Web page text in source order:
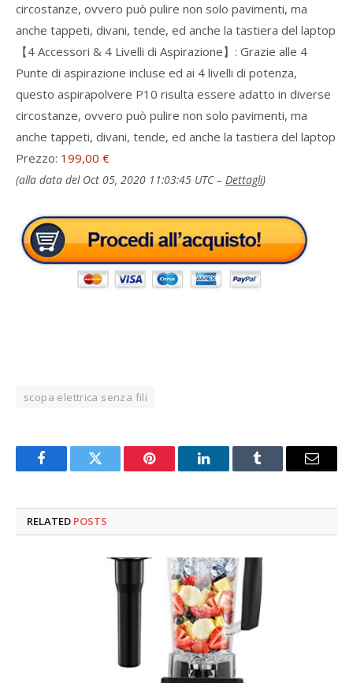
circostanze, ovvero può pulire non solo pavimenti, ma
anche tappeti, divani, tende, ed anche la tastiera del laptop
【4 Accessori & 4 Livelli di Aspirazione】: Grazie alle 4
Punte di aspirazione incluse ed ai 4 livelli di potenza,
questo aspirapolvere P10 risulta essere adatto in diverse
circostanze, ovvero può pulire non solo pavimenti, ma
anche tappeti, divani, tende, ed anche la tastiera del laptop
Prezzo: 199,00 €
(alla data del Oct 05, 2020 11:03:45 UTC – Dettagli)
scopa elettrica senza fili
FacebookTwitter Pinterest LinkedInTumblr Email
RELATED POSTS